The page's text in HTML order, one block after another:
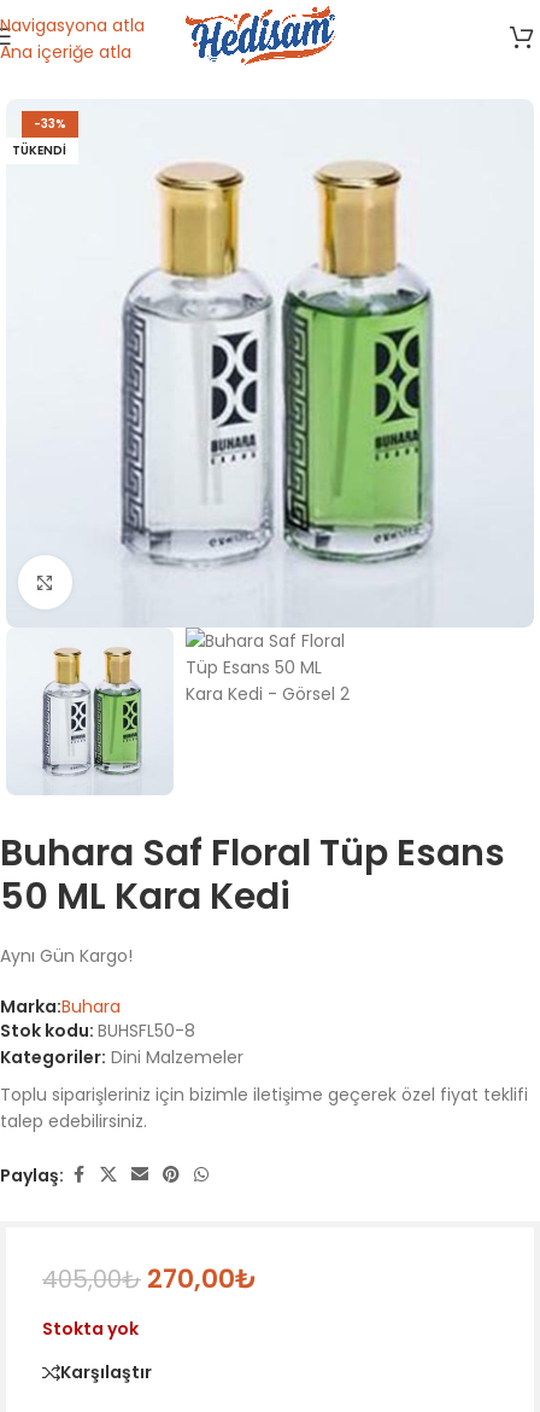
Navigasyona atla
Ana içeriğe atla
Ana Sayfa/ Dini Malzemeler
-33%
TÜKENDI
Büyütmek için tıklayın
Buhara Saf Floral Tüp Esans
50 ML Kara Kedi
Aynı Gün Kargo!
Marka:Buhara
Stok kodu: BUHSFL50-8
Kategoriler: Dini Malzemeler
Toplu siparişleriniz için bizimle iletişime geçerek özel fiyat teklifi
talep edebilirsiniz.
Paylaş:
405,00₺ 270,00₺
Stokta yok
Karşılaştır